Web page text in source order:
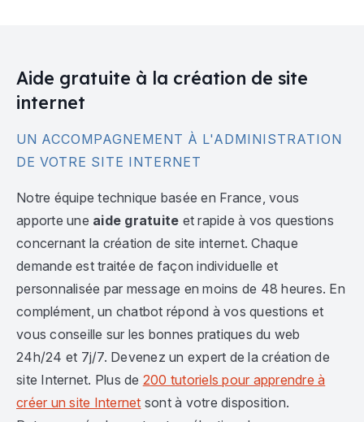
Aide gratuite à la création de site
internet
UN ACCOMPAGNEMENT À L'ADMINISTRATION
DE VOTRE SITE INTERNET
Notre équipe technique basée en France, vous
apporte une aide gratuite et rapide à vos questions
concernant la création de site internet. Chaque
demande est traitée de façon individuelle et
personnalisée par message en moins de 48 heures. En
complément, un chatbot répond à vos questions et
vous conseille sur les bonnes pratiques du web
24h/24 et 7j/7. Devenez un expert de la création de
site Internet. Plus de 200 tutoriels pour apprendre à
créer un site Internet sont à votre disposition.